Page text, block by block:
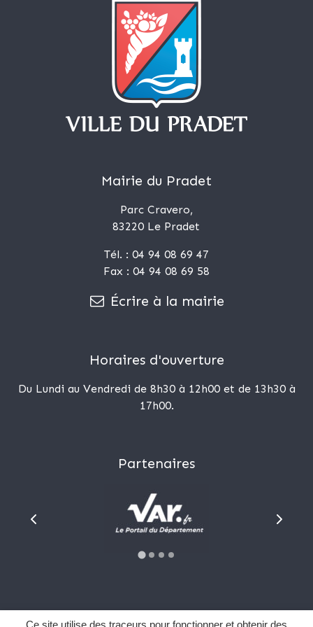
Mairie du Pradet
Parc Cravero,
83220 Le Pradet
Tél. : 04 94 08 69 47
Fax : 04 94 08 69 58
Écrire à la mairie
Horaires d'ouverture
Du Lundi au Vendredi de 8h30 à 12h00 et de 13h30 à
17h00.
Partenaires
Plan du site
Ce site utilise des traceurs pour fonctionner et obtenir des